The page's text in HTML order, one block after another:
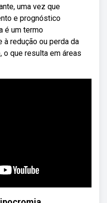
uma vez que
e prognóstico
é um termo
redução ou perda da
o que resulta em áreas